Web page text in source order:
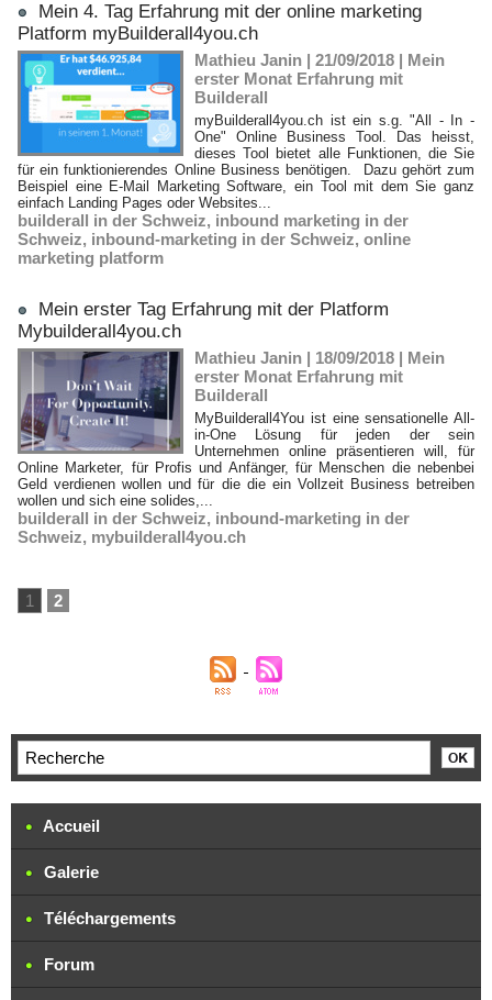
Mein 4. Tag Erfahrung mit der online marketing
Platform myBuilderall4you.ch
Mathieu Janin | 21/09/2018 | Mein
erster Monat Erfahrung mit
Builderall
myBuilderall4you.ch ist ein s.g. "All - In -
One" Online Business Tool. Das heisst,
dieses Tool bietet alle Funktionen, die Sie
für ein funktionierendes Online Business benötigen. Dazu gehört zum
Beispiel eine E-Mail Marketing Software, ein Tool mit dem Sie ganz
einfach Landing Pages oder Websites...
builderall in der Schweiz, inbound marketing in der
Schweiz, inbound-marketing in der Schweiz, online
marketing platform
Mein erster Tag Erfahrung mit der Platform
Mybuilderall4you.ch
Mathieu Janin | 18/09/2018 | Mein
erster Monat Erfahrung mit
Builderall
MyBuilderall4You ist eine sensationelle All-
in-One Lösung für jeden der sein
Unternehmen online präsentieren will, für
Online Marketer, für Profis und Anfänger, für Menschen die nebenbei
Geld verdienen wollen und für die die ein Vollzeit Business betreiben
wollen und sich eine solides,...
builderall in der Schweiz, inbound-marketing in der
Schweiz, mybuilderall4you.ch
1 2
Accueil
Galerie
Téléchargements
Forum